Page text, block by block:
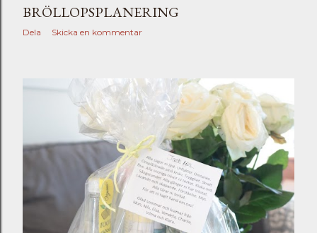
BRÖLLOPSPLANERING
Dela Skicka en kommentar